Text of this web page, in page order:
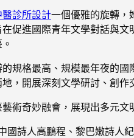
醫診所設計一個優雅的旋轉，
促進國際青年文學對話與
規格最高、規模最年夜的國
，開展深刻文學研討、創作
術奇妙融會，展現出多元文
國詩人高鵬程、黎巴嫩詩